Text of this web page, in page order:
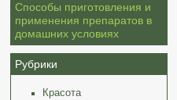
Способы приготовления и
применения препаратов в
домашних условиях
Рубрики
Красота